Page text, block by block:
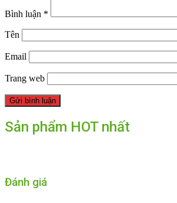
Bình luận *
Tên
Email
Trang web
Sản phẩm HOT nhất
Đánh giá